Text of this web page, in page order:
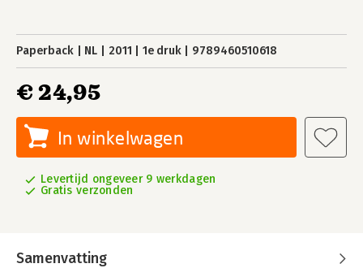
Paperback NL 2011 1e druk 9789460510618
€ 24,95
In winkelwagen
Levertijd ongeveer 9 werkdagen
Gratis verzonden
Samenvatting